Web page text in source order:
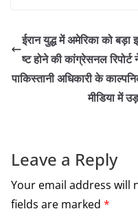
c
e
b
itt
er
ai
l
ईरान युद्ध में अमेरिका को
ष्ट होने की कांग्रेसनल
पाकिस्तानी अधिकारी के
मीडिया में
Leave a Reply
Your email address will
fields are marked *